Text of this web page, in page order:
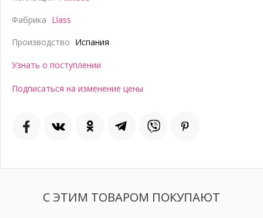
Фабрика Llass
Производство Испания
Узнать о поступлении
Подписаться на изменение цены
С ЭТИМ ТОВАРОМ ПОКУПАЮТ